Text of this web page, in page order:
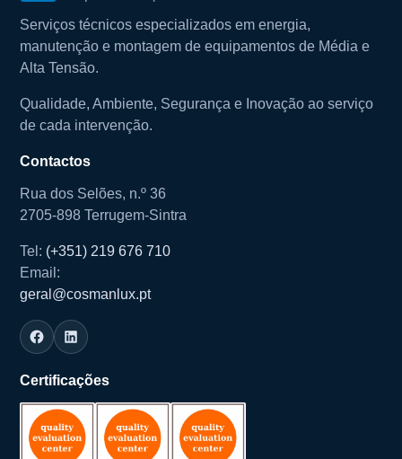
Serviços técnicos especializados em energia,
manutenção e montagem de equipamentos de Média e
Alta Tensão.
Qualidade, Ambiente, Segurança e Inovação ao serviço
de cada intervenção.
Contactos
Rua dos Selões, n.º 36
2705-898 Terrugem-Sintra
Tel: (+351) 219 676 710
Email:
geral@cosmanlux.pt
Certificações